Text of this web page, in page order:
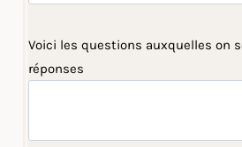
Voici les questions auxquelles on
réponses